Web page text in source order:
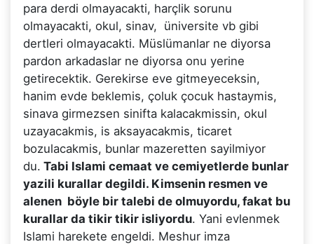
para derdi olmayacakti, harçlik sorunu
olmayacakti, okul, sinav, üniversite vb gibi
dertleri olmayacakti. Müslümanlar ne diyorsa
pardon arkadaslar ne diyorsa onu yerine
getirecektik. Gerekirse eve gitmeyeceksin,
hanim evde beklemis, çoluk çocuk hastaymis,
sinava girmezsen sinifta kalacakmissin, okul
uzayacakmis, is aksayacakmis, ticaret
bozulacakmis, bunlar mazeretten sayilmiyor
du. Tabi Islami cemaat ve cemiyetlerde bunlar
yazili kurallar degildi. Kimsenin resmen ve
alenen böyle bir talebi de olmuyordu, fakat bu
kurallar da tikir tikir isliyordu. Yani evlenmek
Islami harekete engeldi. Meshur imza